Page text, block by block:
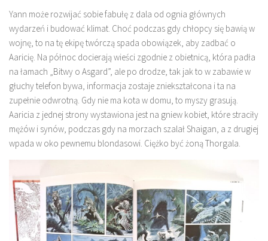
Yann może rozwijać sobie fabułę z dala od ognia głównych
wydarzeń i budować klimat. Choć podczas gdy chłopcy się bawią w
wojnę, to na tę ekipę twórczą spada obowiązek, aby zadbać o
Aaricię. Na północ docierają wieści zgodnie z obietnicą, która padła
na łamach „Bitwy o Asgard”, ale po drodze, tak jak to w zabawie w
głuchy telefon bywa, informacja zostaje zniekształcona i ta na
zupełnie odwrotną. Gdy nie ma kota w domu, to myszy grasują.
Aaricia z jednej strony wystawiona jest na gniew kobiet, które straciły
mężów i synów, podczas gdy na morzach szalał Shaigan, a z drugiej
wpada w oko pewnemu blondasowi. Ciężko być żoną Thorgala.